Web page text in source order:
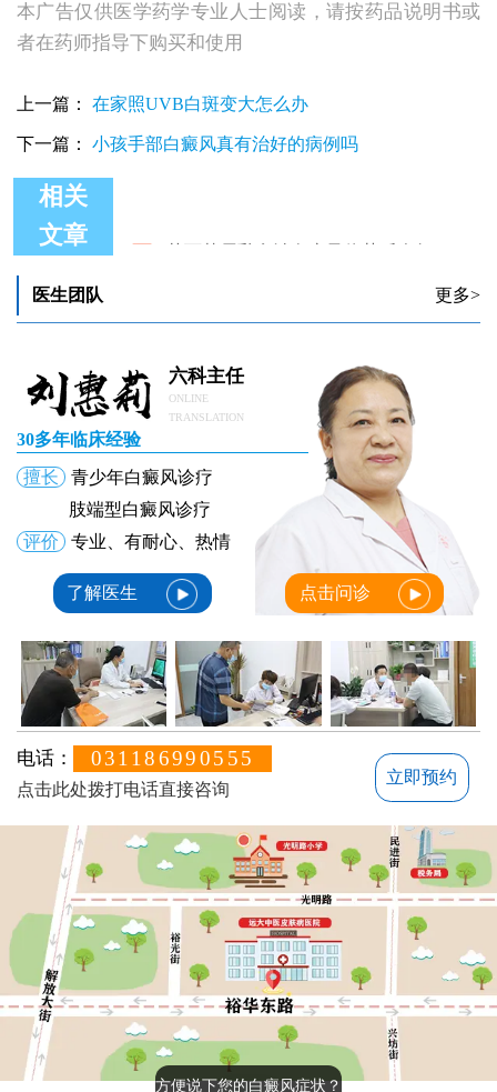
本广告仅供医学药学专业人士阅读，请按药品说明书或
者在药师指导下购买和使用
上一篇： 在家照UVB白斑变大怎么办
下一篇： 小孩手部白癜风真有治好的病例吗
相关
文章
白癜风308光疗和芦可替尼乳膏一起用效果会更好吗怎么样
医生团队 更多>
六科主任
ONLINE
TRANSLATION
30多年临床经验
擅长
青少年白癜风诊疗
肢端型白癜风诊疗
评价
专业、有耐心、热情
了解医生 点击问诊
电话： 031186990555
点击此处拨打电话直接咨询
立即预约
方便说下您的白癜风症状？